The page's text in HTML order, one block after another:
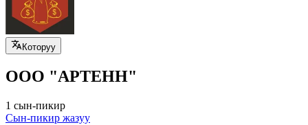
Которуу
ООО "АРТЕНН"
1 сын-пикир
Сын-пикир жазуу